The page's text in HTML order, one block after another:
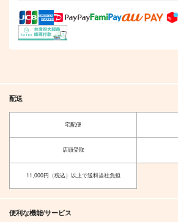
配送
宅配便
店頭受取
11,000円（税込）以上で送料当社負担
便利な機能/サービス